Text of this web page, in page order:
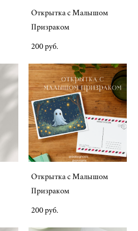
Открытка с Малышом
Призраком
200 pуб.
Открытка с Малышом
Призраком
200 pуб.